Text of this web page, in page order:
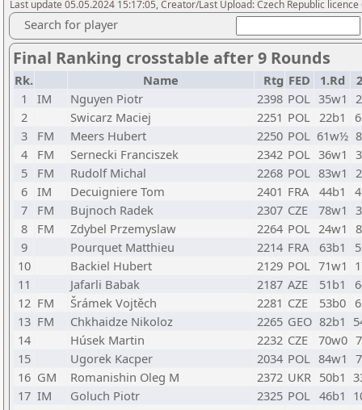
Last update 05.05.2024 15:17:05, Creator/Last Upload: Czech Republic licence
Search for player
Final Ranking crosstable after 9 Rounds
Rk. Name Rtg FED 1.Rd
1
IM Nguyen Piotr 2398 POL 35w1
2
Swicarz Maciej 2251 POL 22b1
3
FM Meers Hubert 2250 POL 61w½
4
FM Sernecki Franciszek 2342 POL 36w1
5
FM Rudolf Michal 2268 POL 83w1
6 IM Decuigniere Tom 2401 FRA 44b1
7
FM Bujnoch Radek 2307 CZE 78w1
8
FM Zdybel Przemyslaw 2264 POL 24w1
9
Pourquet Matthieu 2214 FRA 63b1
10
Backiel Hubert 2129 POL 71w1
11
Jafarli Babak 2187 AZE 51b1
12 FM Šrámek Vojtěch 2281 CZE 53b0
13 FM Chkhaidze Nikoloz 2265 GEO 82b1
14
Húsek Martin 2232 CZE 70w0
15
Ugorek Kacper 2034 POL 84w1
16 GM Romanishin Oleg M 2372 UKR 50b1
17 IM Goluch Piotr 2325 POL 46b1